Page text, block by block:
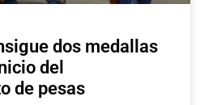
dos medallas
del
de pesas